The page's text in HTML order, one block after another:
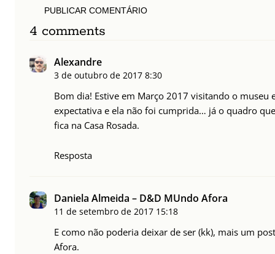
PUBLICAR COMENTÁRIO
4 comments
Alexandre
3 de outubro de 2017 8:30
Bom dia! Estive em Março 2017 visitando o
expectativa e ela não foi cumprida… já o quadro
fica na Casa Rosada.
Resposta
Daniela Almeida – D&D MUndo Afora
11 de setembro de 2017 15:18
E como não poderia deixar de ser (kk), mais um
Afora.